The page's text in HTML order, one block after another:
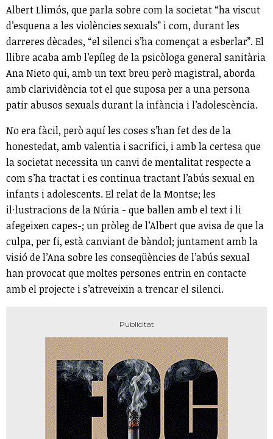
Albert Llimós, que parla sobre com la societat “ha viscut
d’esquena a les violències sexuals” i com, durant les
darreres dècades, “el silenci s’ha començat a esberlar”. El
llibre acaba amb l’epíleg de la psicòloga general sanitària
Ana Nieto qui, amb un text breu però magistral, aborda
amb clarividència tot el que suposa per a una persona
patir abusos sexuals durant la infància i l’adolescència.
No era fàcil, però aquí les coses s’han fet des de la
honestedat, amb valentia i sacrifici, i amb la certesa que
la societat necessita un canvi de mentalitat respecte a
com s’ha tractat i es continua tractant l’abús sexual en
infants i adolescents. El relat de la Montse; les
il·lustracions de la Núria - que ballen amb el text i li
afegeixen capes-; un pròleg de l’Albert que avisa de que la
culpa, per fi, està canviant de bàndol; juntament amb la
visió de l’Ana sobre les conseqüències de l’abús sexual
han provocat que moltes persones entrin en contacte
amb el projecte i s’atreveixin a trencar el silenci.